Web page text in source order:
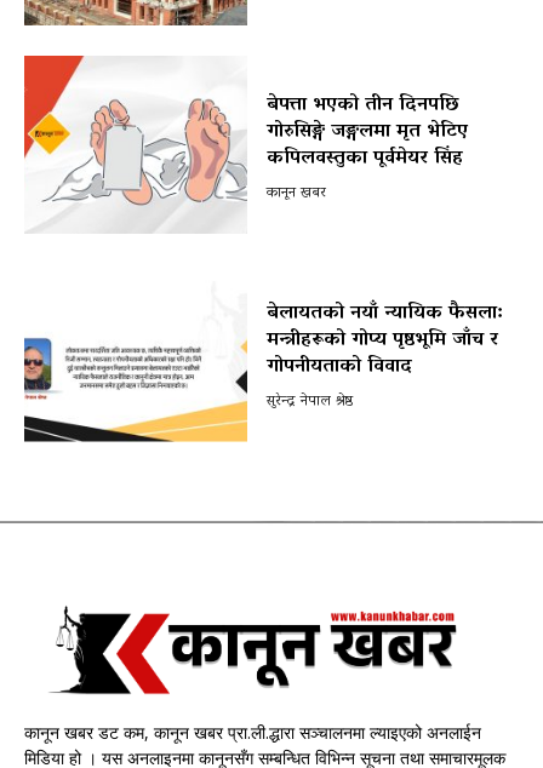
बेपत्ता भएको तीन दिनपछि
गोरुसिङ्गे जङ्गलमा मृत भेटिए
कपिलवस्तुका पूर्वमेयर सिंह
कानून खबर
बेलायतको नयाँ न्यायिक फैसला:
मन्त्रीहरूको गोप्य पृष्ठभूमि जाँच र
गोपनीयताको विवाद
सुरेन्द्र नेपाल श्रेष्ठ
कानून खबर डट कम, कानून खबर प्रा.ली.द्धारा सञ्चालनमा ल्याइएको अनलाईन
मिडिया हो । यस अनलाइनमा कानूनसँग सम्बन्धित विभिन्न सूचना तथा समाचारमूलक